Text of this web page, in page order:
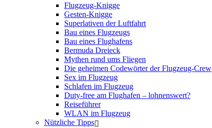
Flugzeug-Knigge
Gesten-Knigge
Superlativen der Luftfahrt
Bau eines Flugzeugs
Bau eines Flughafens
Bermuda Dreieck
Mythen rund ums Fliegen
Die geheimen Codewörter der Flugzeug-Crew
Sex im Flugzeug
Schlafen im Flugzeug
Duty-free am Flughafen – lohnenswert?
Reiseführer
WLAN im Flugzeug
Nützliche Tipps